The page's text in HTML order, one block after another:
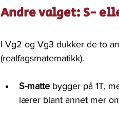
Andre valget: S-
I Vg2 og Vg3 dukker de to
(realfagsmatematikk).
S-matte bygger på 1T,
lærer blant annet mer